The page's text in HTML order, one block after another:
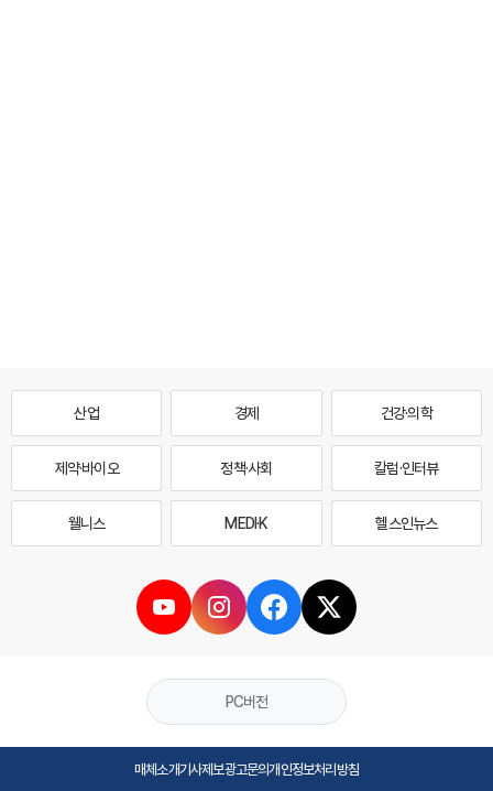
산업 경제 건강·의학
제약·바이오 정책·사회 칼럼·인터뷰
웰니스 MEDI·K 헬스인뉴스
PC버전
매체소개기사제보광고문의개인정보처리방침